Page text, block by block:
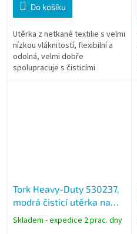
Do košíku
Utěrka z netkané textilie s velmi
nízkou vláknitostí, flexibilní a
odolná, velmi dobře
spolupracuje s čisticími
Tork Heavy-Duty 530237,
modrá čisticí utěrka na
roli 1 vrstvá 280 útržků ,
W1 W2 W3
Skladem - expedice 2 prac. dny